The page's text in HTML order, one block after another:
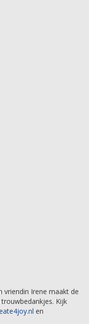
Irene maakt de
Kijk
en